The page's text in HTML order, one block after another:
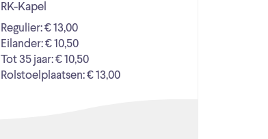
RK-Kapel
Regulier: € 13,00
Eilander: € 10,50
Tot 35 jaar: € 10,50
Rolstoelplaatsen: € 13,00